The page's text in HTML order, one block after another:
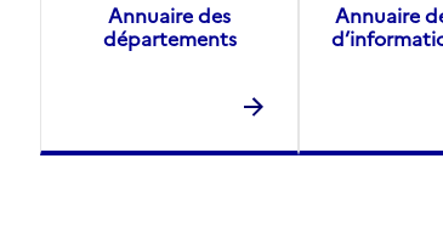
Annuaire des
départements
Annuaire